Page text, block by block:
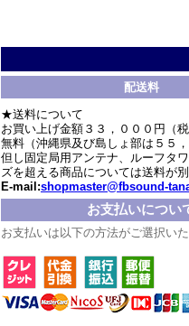
配送料
★送料について
お買い上げ金額３３，０００円（
無料（沖縄県及び島しょ部は５５
但し固定局用アンテナ、ルーフタ
ズを超える商品については送料が
E-mail:shopmaster@fbsound-
お支払いについ
お支払いは以下の方法がご選択い